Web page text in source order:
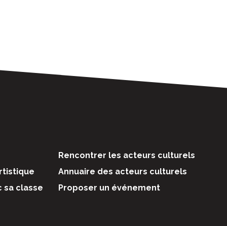
sa classe
Rencontrer les acteurs culturels
Annuaire des acteurs culturels
Proposer un événement